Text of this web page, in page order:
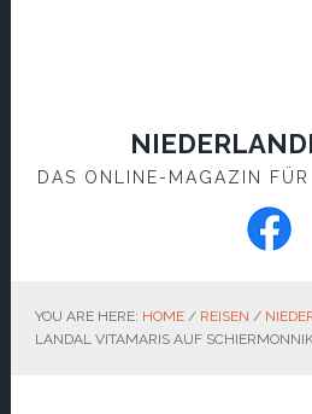
DAS ONLINE-MAGAZIN FÜR
YOU ARE HERE: HOME / REISEN /
LANDAL VITAMARIS AUF